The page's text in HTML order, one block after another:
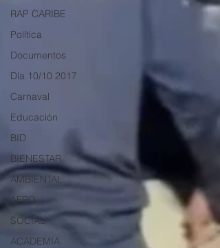
RAP CARIBE
Política
Documentos
Día 10/10 2017
Carnaval
Educación
BID
BIENESTAR
AMBIENTAL
AFRO
SOCIAL
ACADEMIA